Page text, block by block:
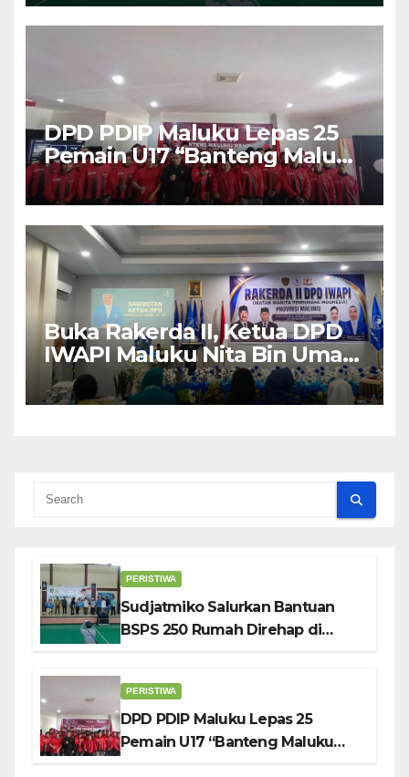
DPD PDIP Maluku Lepas 25
Pemain U17 “Banteng Maluku
Raya” ke Sokerano Cup di
Jawa Timur
Buka Rakerda II, Ketua DPD
IWAPI Maluku Nita Bin Umar:
Perempuan Pengusaha Pilar
Penggerak UMKM
PERISTIWA
Sudjatmiko Salurkan Bantuan
BSPS 250 Rumah Direhap di
PERISTIWA
DPD PDIP Maluku Lepas 25
Pemain U17 “Banteng Maluku